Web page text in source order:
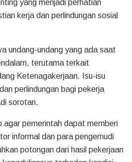
yang menjadi perhatian
kerja dan perlindungan sosial
undang-undang yang ada saat
terutama terkait
Ketenagakerjaan. Isu-isu
perlindungan bagi pekerja
sorotan.
agar pemerintah dapat memberi
informal dan para pengemudi
potongan dari hasil pekerjaan